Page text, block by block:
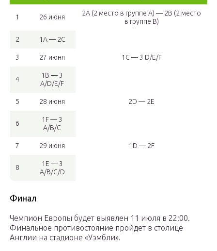
1 26 июня
2A (2 место в группе A) — 2B (2 место
в группе B)
2 1A — 2C
3 27 июня 1C — 3 D/E/F
4
1B — 3
A/D/E/F
5 28 июня 2D — 2E
6
1F — 3
A/B/C
7 29 июня 1D — 2F
8
1E — 3
A/B/C/D
Финал
Чемпион Европы будет выявлен 11 июля в 22:00.
Финальное противостояние пройдет в столице
Англии на стадионе «Уэмбли».